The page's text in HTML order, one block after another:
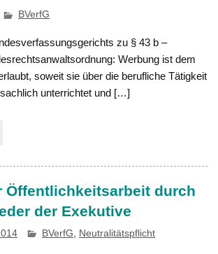
BVerfG
zu § 43 b –
Werbung ist dem
soweit sie über die berufliche Tätigkeit
unterrichtet und […]
Öffentlichkeitsarbeit durch
der Exekutive
BVerfG Neutralitätspflicht